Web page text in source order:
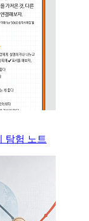
탐험 노트